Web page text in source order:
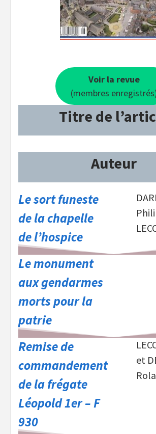
Voir la revue
(membres
Titre de
Auteur
Le sort funeste
de la chapelle
de l’hospice
Le monument
aux gendarmes
morts pour la
patrie
Remise de
commandement
de la frégate
Léopold 1er – F
930
et